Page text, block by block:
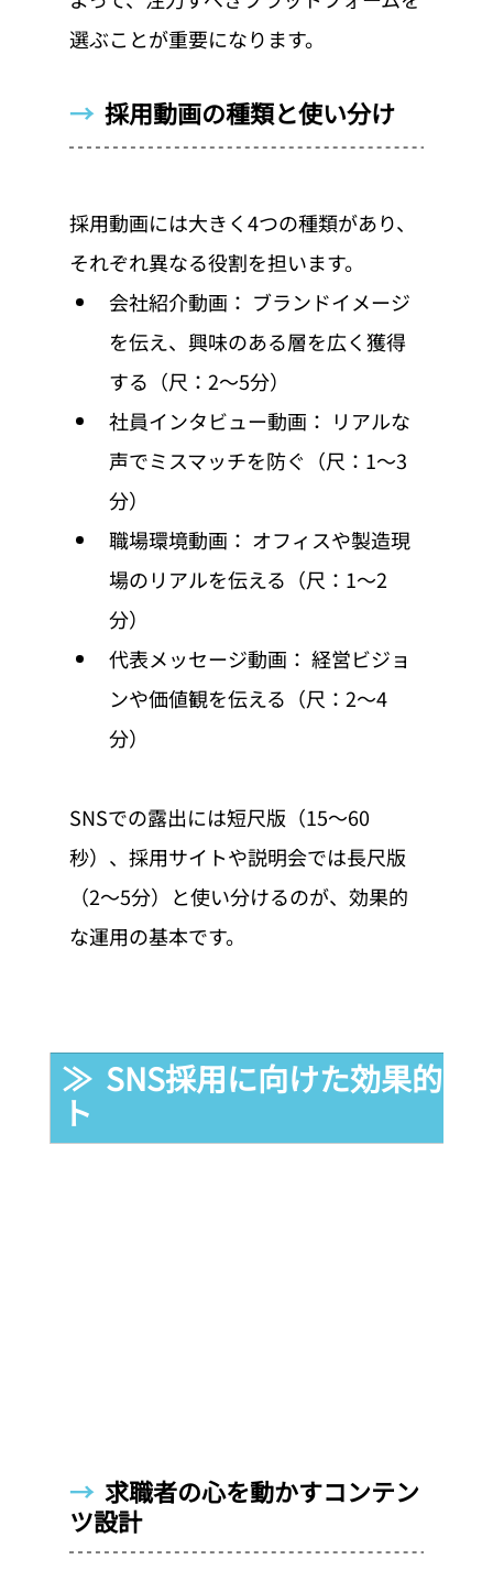
選ぶことが重要になります。
→ 採用動画の種類と使い分け
採用動画には大きく4つの種類があり、
それぞれ異なる役割を担います。
会社紹介動画： ブランドイメージ
を伝え、興味のある層を広く獲得
する（尺：2〜5分）
社員インタビュー動画： リアルな
声でミスマッチを防ぐ（尺：1〜3
分）
職場環境動画： オフィスや製造現
場のリアルを伝える（尺：1〜2
分）
代表メッセージ動画： 経営ビジョ
ンや価値観を伝える（尺：2〜4
分）
SNSでの露出には短尺版（15〜60
秒）、採用サイトや説明会では長尺版
（2〜5分）と使い分けるのが、効果的
な運用の基本です。
≫  SNS採用に向けた効果的な
ト
→ 求職者の心を動かすコンテン
ツ設計